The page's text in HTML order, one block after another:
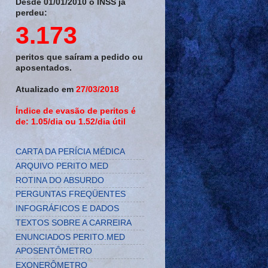
Desde 01/01/2010 o INSS já
perdeu:
3.173
peritos que saíram a pedido ou
aposentados.
Atualizado em 27/03/2018
Índice de evasão de peritos é
de: 1.05/dia ou 1.52/dia útil
CARTA DA PERÍCIA MÉDICA
ARQUIVO PERITO MED
ROTINA DO ABSURDO
PERGUNTAS FREQÜENTES
INFOGRÁFICOS E DADOS
TEXTOS SOBRE A CARREIRA
ENUNCIADOS PERITO.MED
APOSENTÔMETRO
EXONERÔMETRO